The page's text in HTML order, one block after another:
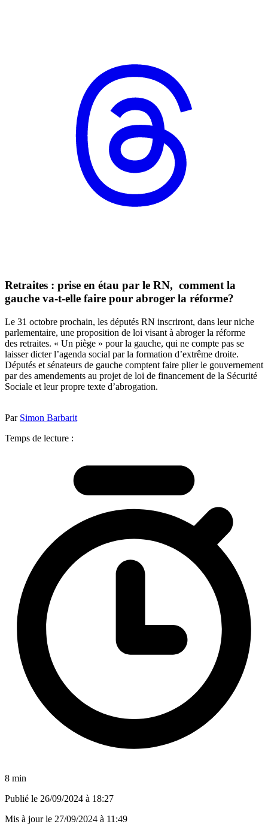
Retraites : prise en étau par le RN, comment la
gauche va-t-elle faire pour abroger la réforme?
Le 31 octobre prochain, les députés RN inscriront, dans leur niche
parlementaire, une proposition de loi visant à abroger la réforme
des retraites. « Un piège » pour la gauche, qui ne compte pas se
laisser dicter l’agenda social par la formation d’extrême droite.
Députés et sénateurs de gauche comptent faire plier le gouvernement
par des amendements au projet de loi de financement de la Sécurité
Sociale et leur propre texte d’abrogation.
Par Simon Barbarit
Temps de lecture :
8 min
Publié le 26/09/2024 à 18:27
Mis à jour le 27/09/2024 à 11:49